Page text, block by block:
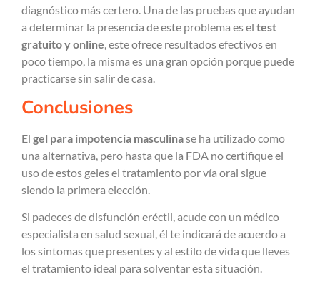
diagnóstico más certero. Una de las pruebas que ayudan
a determinar la presencia de este problema es el test
gratuito y online , este ofrece resultados efectivos en
poco tiempo, la misma es una gran opción porque puede
practicarse sin salir de casa.
Conclusiones
El gel para impotencia masculinase ha utilizado como
una alternativa, pero hasta que la FDA no certifique el
uso de estos geles el tratamiento por vía oral sigue
siendo la primera elección.
Si padeces de disfunción eréctil, acude con un médico
especialista en salud sexual, él te indicará de acuerdo a
los síntomas que presentes y al estilo de vida que lleves
el tratamiento ideal para solventar esta situación.